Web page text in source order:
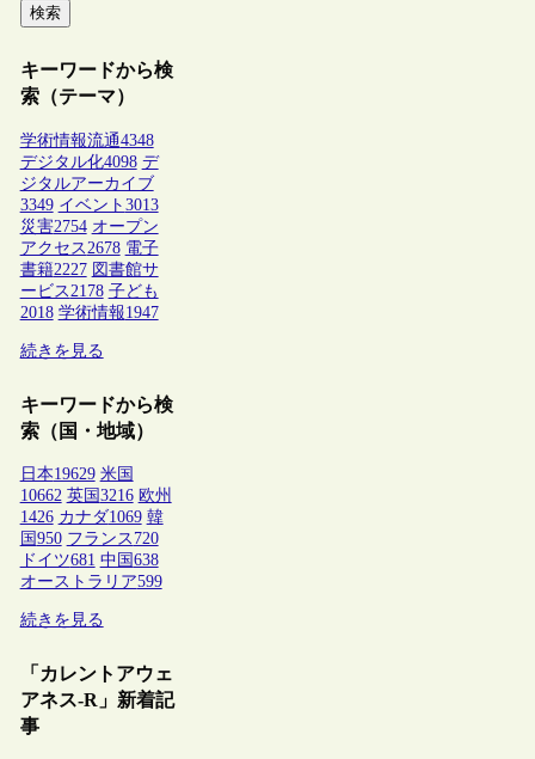
検索
キーワードから検
索（テーマ）
学術情報流通4348
デジタル化4098 デ
ジタルアーカイブ
3349 イベント 3013
災害2754 オープン
アクセス 2678 電子
書籍2227 図書館サ
ービス 2178 子ども
2018 学術情報1947
続きを見る
キーワードから検
索（国・地域）
日本19629 米国
10662 英国 3216 欧州
1426 カナダ1069 韓
国 950 フランス 720
ドイツ681 中国 638
オーストラリア599
続きを見る
「カレントアウェ
アネス-R」新着記
事